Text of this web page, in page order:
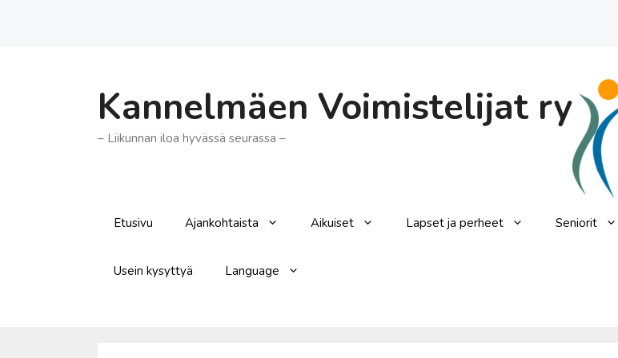
Kannelmäen Voimistelijat ry
– Liikunnan iloa hyvässä seurassa –
Etusivu Ajankohtaista Aikuiset Lapset ja perheet Seniorit
Usein kysyttyä Language